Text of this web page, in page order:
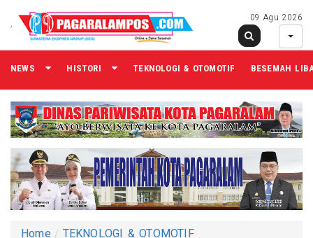
09 Agu 2026
NEWS HISTORI TEKNOLOGI & OTOMOTIF BESEMAH
Home TEKNOLOGI & OTOMOTIF